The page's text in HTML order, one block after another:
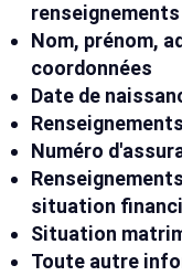
Nom, prénom,
coordonnées
Date de
Numéro
situation
Situation
Toute autre